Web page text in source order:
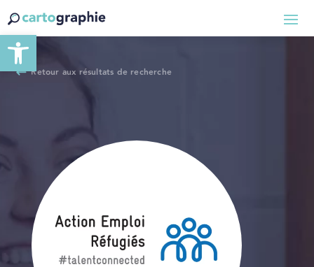
Ouvrir la barre d’outils
Retour aux résultats de recherche